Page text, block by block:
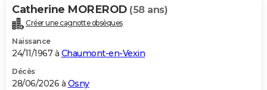
Catherine MOREROD (58 ans)
Créer une cagnotte obsèques
Naissance
24/11/1967 à Chaumont-en-Vexin
Décès
28/06/2026 à Osny